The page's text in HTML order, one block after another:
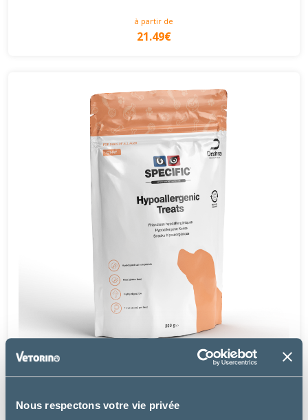
Nous respectons votre vie privée
à partir de
21.49€
Specific
HYPOALLERGENIC TREATS – FRIANDISES CHIEN